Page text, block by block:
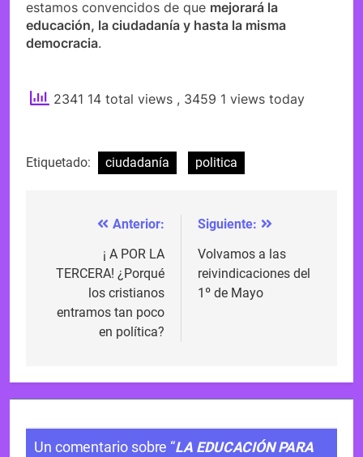
estamos convencidos de que mejorará la
educación, la ciudadanía y hasta la misma
democracia.
2341 14 total views , 3459 1 views today
Etiquetado: ciudadanía politica
Navegación
entradas
Anterior:
¡ A POR LA
TERCERA! ¿Porqué
los cristianos
entramos tan poco
en política?
Siguiente:
Volvamos a las
reivindicaciones del
1º de Mayo
Un comentario sobre “LA EDUCACIÓN PARA